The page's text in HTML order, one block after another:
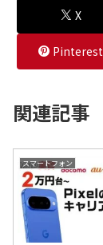
X
Pinterest
関連記事
スマートフォン